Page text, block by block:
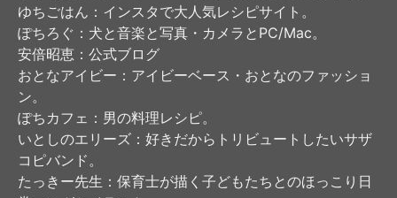
ゆちごはん ：インスタで大人気レシピサイト。
ぽちろぐ ：犬と音楽と写真・カメラとPC/Mac。
安倍昭恵 ：公式ブログ
おとなアイビー ：アイビーベース・おとなのファッショ
ン。
ぽちカフェ ：男の料理レシピ。
いとしのエリーズ ：好きだからトリビュートしたいサザ
コピバンド。
たっきー先生 ：保育士が描く子どもたちとのほっこり日